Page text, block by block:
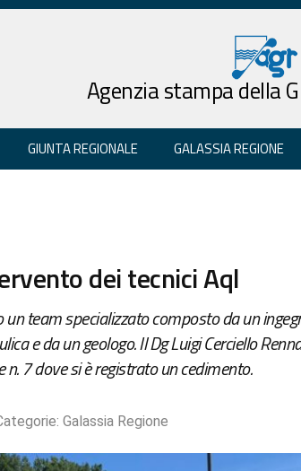
Agenzia stampa della
GIUNTA REGIONALE GALASSIA REGIONE
dei tecnici Aql
team specializzato composto da un
e da un geologo. Il Dg Luigi Cerciello
7 dove si è registrato un cedimento.
Galassia Regione